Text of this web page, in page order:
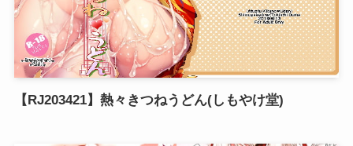
【RJ203421】熱々きつねうどん(しもやけ堂)